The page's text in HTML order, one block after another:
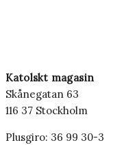
Katolskt magasin
Skånegatan 63
116 37 Stockholm
Plusgiro: 36 99 30-3